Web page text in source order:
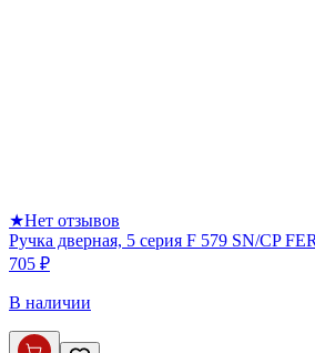
★Нет отзывов
Ручка дверная, 5 серия F 579 SN/CP
705 ₽
В наличии